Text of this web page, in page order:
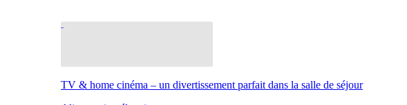
TV & home cinéma – un divertissement parfait dans la salle de séjour